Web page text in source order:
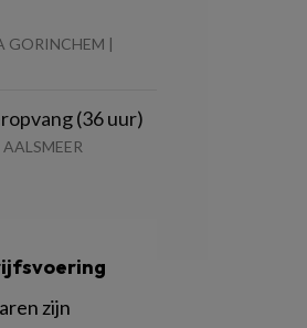
GORINCHEM |
(36 uur)
zijn